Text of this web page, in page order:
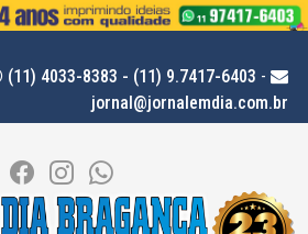
(11) 4033-8383 - (11) 9.7417-6403 -
jornal@jornalemdia.com.br